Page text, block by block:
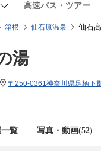
高速バス・ツアー
箱根 仙石原温泉 仙石
湯
〒250-0361神奈川県足柄下
覧 写真・動画(52)